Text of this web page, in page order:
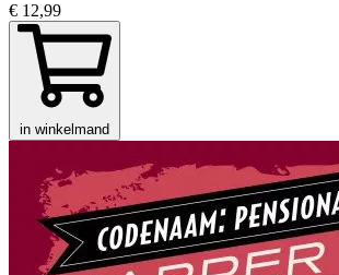
€ 12,99
in winkelmand